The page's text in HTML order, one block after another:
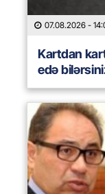
07.08.2026 -
Kartdan
edə